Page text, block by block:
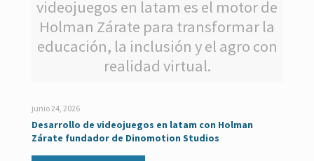
videojuegos en latam es el motor de
Holman Zárate para transformar la
educación, la inclusión y el agro con
realidad virtual.
junio 24, 2026
Desarrollo de videojuegos en latam con Holman
Zárate fundador de Dinomotion Studios